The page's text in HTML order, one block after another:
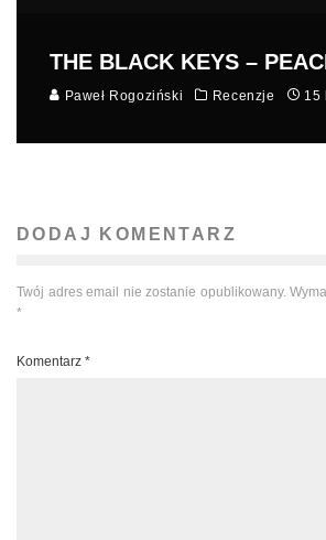
THE BLACK KEYS –
Paweł Rogoziński Recenzje 15
DODAJ KOMENTARZ
Twój adres email nie zostanie opublikowany.
*
Komentarz *